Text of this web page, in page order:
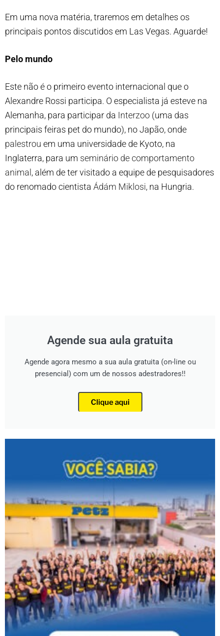
Em uma nova matéria, traremos em detalhes os
principais pontos discutidos em Las Vegas. Aguarde!
Pelo mundo
Este não é o primeiro evento internacional que o
Alexandre Rossi participa. O especialista já esteve na
Alemanha, para participar da Interzoo (uma das
principais feiras pet do mundo), no Japão, onde
palestrou em uma universidade de Kyoto, na
Inglaterra, para um seminário de comportamento
animal , além de ter visitado a equipe de pesquisadores
do renomado cientista Ádám Miklosi, na Hungria.
Agende sua aula gratuita
Agende agora mesmo a sua aula gratuita (on-line ou
presencial) com um de nossos adestradores!!
Clique aqui